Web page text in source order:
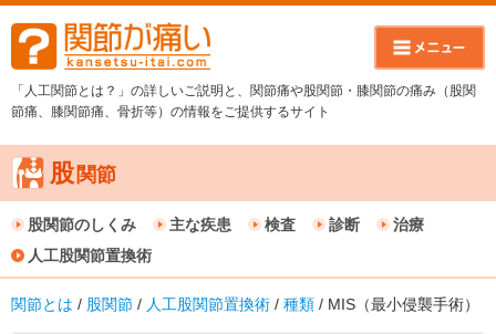
「人工関節とは？」の詳しいご説明と、関節痛や股関節・膝関節の痛み（股関
節痛、膝関節痛、骨折等）の情報をご提供するサイト
股 関節
股関節のしくみ 主な疾患 検査 診断
治療
人工股関節置換術
関節とは / 股関節 / 人工股関節置換術 / 種類 / MIS（最小侵襲手術）